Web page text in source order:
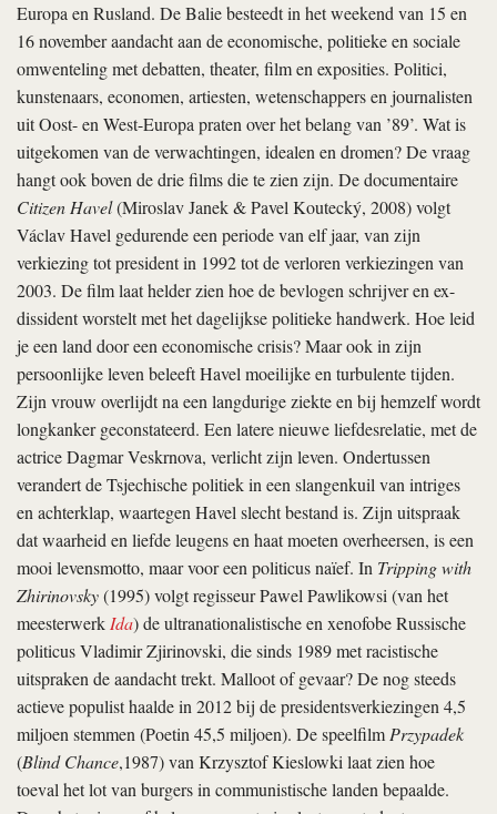
Europa en Rusland. De Balie besteedt in het weekend van 15 en
16 november aandacht aan de economische, politieke en sociale
omwenteling met debatten, theater, film en exposities. Politici,
kunstenaars, economen, artiesten, wetenschappers en journalisten
uit Oost- en West-­Europa praten over het belang van ’89’. Wat is
uitgekomen van de verwachtingen, idealen en dromen? De vraag
hangt ook boven de drie films die te zien zijn. De documentaire
Citizen Havel(Miroslav Janek & Pavel Koutecký, 2008) volgt
Václav Havel gedurende een periode van elf jaar, van zijn
verkiezing tot president in 1992 tot de verloren verkiezingen van
2003. De film laat helder zien hoe de bevlogen schrijver en ex-
dissident worstelt met het dagelijkse politieke handwerk. Hoe leid
je een land door een economische crisis? Maar ook in zijn
persoonlijke leven beleeft Havel moeilijke en turbulente tijden.
Zijn vrouw overlijdt na een langdurige ziekte en bij hemzelf wordt
longkanker geconstateerd. Een latere nieuwe liefdesrelatie, met de
actrice Dagmar Veskrnova, verlicht zijn leven. Ondertussen
verandert de Tsjechische politiek in een slangenkuil van intriges
en achterklap, waartegen Havel slecht bestand is. Zijn uitspraak
dat waarheid en liefde leugens en haat moeten overheersen, is een
mooi levensmotto, maar voor een politicus naïef. In Tripping with
Zhirinovsky(1995) volgt regisseur Pawel Pawlikowsi (van het
meesterwerkIda) de ultranationalistische en xenofobe Russische
politicus Vladimir Zjirinovski, die sinds 1989 met racistische
uitspraken de aandacht trekt. Malloot of gevaar? De nog steeds
actieve populist haalde in 2012 bij de presidentsverkiezingen 4,5
miljoen stemmen (Poetin 45,5 miljoen). De speelfilmPrzypadek
(Blind Chance,1987) van Krzysztof Kieslowki laat zien hoe
toeval het lot van burgers in communistische landen bepaalde.